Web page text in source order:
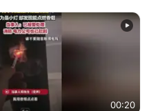
00:20